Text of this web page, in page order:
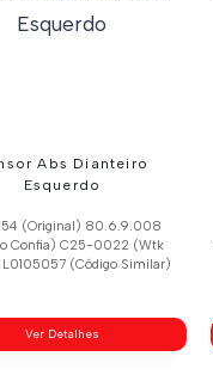
Abs Dianteiro
Esquerdo
(Original) 80.6.9.008
Confia) C25-0022 (Wtk
(Código Similar)
Ver Detalhes